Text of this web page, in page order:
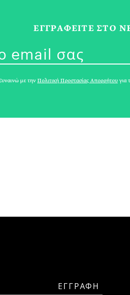
ΕΓΓPΑΦΕΙΤΕ ΣΤΟ
με τηνΠολιτική Προστασίας Απορρήτου για